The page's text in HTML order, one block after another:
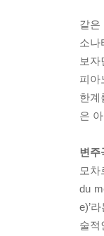
같은
소나
보
피아
한계
은
변주
모차
du
e)’
술적